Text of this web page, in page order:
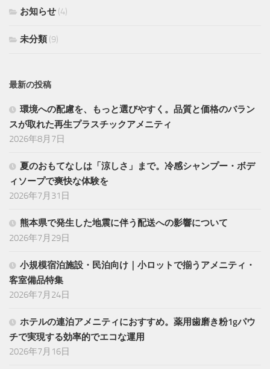
お知らせ (4)
未分類 (9)
最新の投稿
環境への配慮を、もっと選びやすく。品質と価格のバラン
スが取れた再生プラスチックアメニティ
2026年8月7日
夏のおもてなしは「涼しさ」まで。冷感シャンプー・ボデ
ィソープで爽快な体験を
2026年7月31日
熊本県で発生した地震に伴う配送への影響について
2026年7月29日
小規模宿泊施設・民泊向け｜小ロットで揃うアメニティ・
客室備品特集
2026年7月24日
ホテルの連泊アメニティにおすすめ。薬用歯磨き粉1gパウ
チで実現する効率的でエコな運用
2026年7月16日